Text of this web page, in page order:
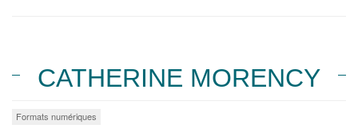
CATHERINE MORENCY
Formats numériques